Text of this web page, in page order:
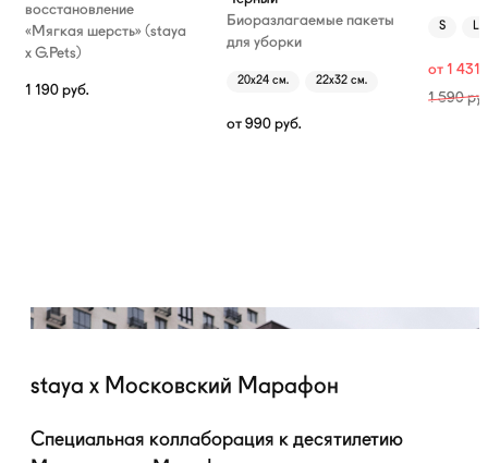
восстановление
«Мягкая шерсть» (staya
х G.Pets)
1 190 руб.
Биоразлагаемые пакеты
для уборки
20х24 см. 22х32 см.
от 990 руб.
S L
от 1 431
1 590
staya x Московский Марафон
Специальная коллаборация к десятилетию